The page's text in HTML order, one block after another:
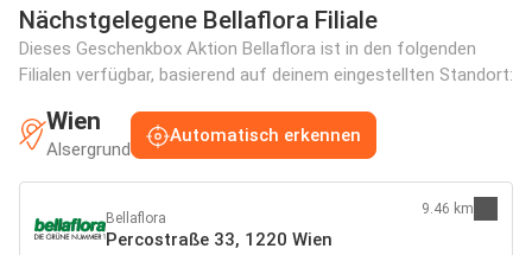
Nächstgelegene Bellaflora Filiale
Dieses Geschenkbox Aktion Bellaflora ist in den folgenden
Filialen verfügbar, basierend auf deinem eingestellten Standort:
Wien
Alsergrund
Automatisch erkennen
Bellaflora
Percostraße 33, 1220 Wien
9.46 km